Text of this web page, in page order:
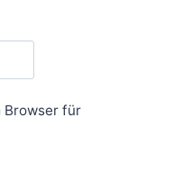
Browser für